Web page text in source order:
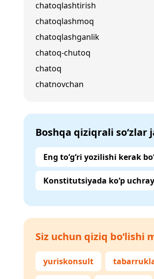
chatoqlashtirish
chatoqlashmoq
chatoqlashganlik
chatoq-chutoq
chatoq
chatnovchan
Boshqa qiziqrali
Eng to‘g‘ri yozilishi kerak
Konstitutsiyada ko‘p
Siz uchun qiziq bo‘lishi
yuriskonsult